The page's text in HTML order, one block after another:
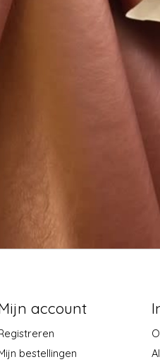
account
bestellingen